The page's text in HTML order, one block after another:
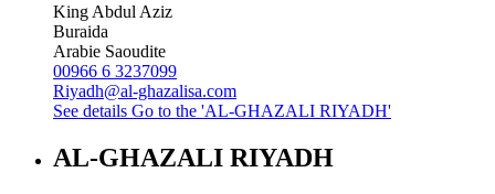
King Abdul Aziz
Buraida
Arabie Saoudite
00966 6 3237099
Riyadh@al-ghazalisa.com
See details Go to the 'AL-GHAZALI RIYADH'
AL-GHAZALI RIYADH